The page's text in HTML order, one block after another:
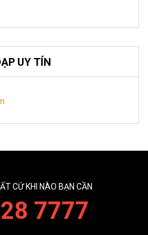
UY TÍN
CỨ KHI NÀO BẠN CẦN
7777